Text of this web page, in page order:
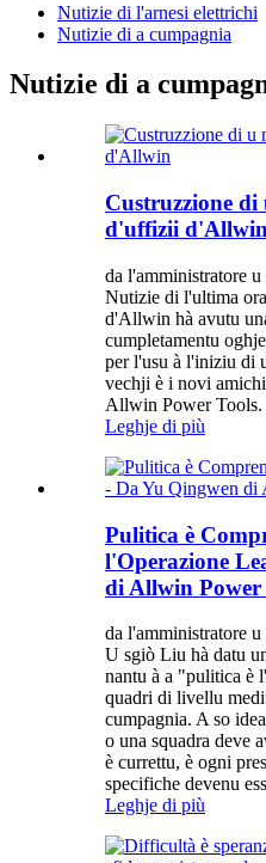
Nutizie di l'arnesi elettrichi
Nutizie di a cumpagnia
Nutizie di a
Custruzzione
d'uffizii d'Allwin
da l'amministratore
Nutizie di l'ultima
d'Allwin hà avutu
cumpletamentu
per l'usu à l'iniziu di
vechji è i novi
Allwin Power Tools.
Leghje di più
Pulitica è
l'Operazione
di Allwin Power
da l'amministratore
U sgiò Liu hà datu
nantu à a "pulitica è
quadri di livellu
cumpagnia. A so
o una squadra deve
è currettu, è ogni
specifiche devenu
Leghje di più